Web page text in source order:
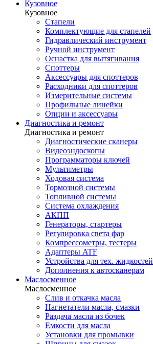
Кузовное
Кузовное
Стапели
Комплектующие для стапелей
Гидравлический инструмент
Ручной инструмент
Оснастка для вытягивания
Споттеры
Аксессуары для споттеров
Расходники для споттеров
Измерительные системы
Профильные линейки
Опции и аксессуары
Диагностика и ремонт
Диагностика и ремонт
Диагностические сканеры
Видеоэндоскопы
Программаторы ключей
Мультиметры
Ходовая система
Тормозной системы
Топливной системы
Система охлаждения
АКПП
Генераторы, стартеры
Регулировка света фар
Компрессометры, тестеры
Адаптеры ATF
Устройства для тех. жидкостей
Дополнения к автосканерам
Маслосменное
Маслосменное
Слив и откачка масла
Нагнетатели масла, смазки
Раздача масла из бочек
Емкости для масла
Установки для промывки